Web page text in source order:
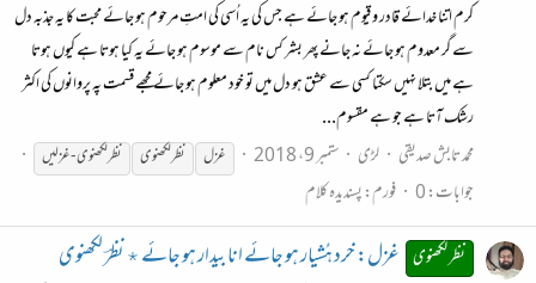
کرم اتنا خدائے قادر و قیوم ہو جائے ہے جس کی یہ اُسی کی امتِ مرحوم ہو جائے محبت کا یہ جذبہ دل
سے گر معدوم ہو جائے نہ جانے پھر بشر کس نام سے موسوم ہو جائے یہ کیا ہوتا ہے کیوں ہوتا
ہے میں بتلا نہیں سکتا کسی سے عشق ہو دل میں تو خود معلوم ہو جائے مجھے قسمت پہ پروانوں کی اکثر
رشک آتا ہے جو ہے مقسوم...
محمد تابش صدیقی
لڑی ستمبر 9، 2018 غزل نظرلکھنوی نظرلکھنوی-غزلیں
جوابات: 0 فورم:پسندیدہ کلام
نظر لکھنوی غزل: خرد ہُشیار ہو جائے انا بیدار ہو جائے ٭ نظرؔ لکھنوی